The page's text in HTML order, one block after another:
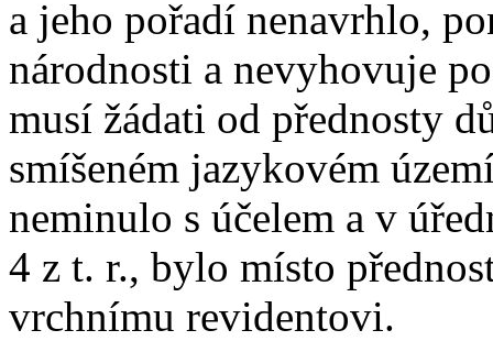
a jeho pořadí nenavrhlo,
národnosti a nevyhovuje
musí žádati od přednosty
smíšeném jazykovém
neminulo s účelem a v
4 z t. r., bylo místo
vrchnímu revidentovi.